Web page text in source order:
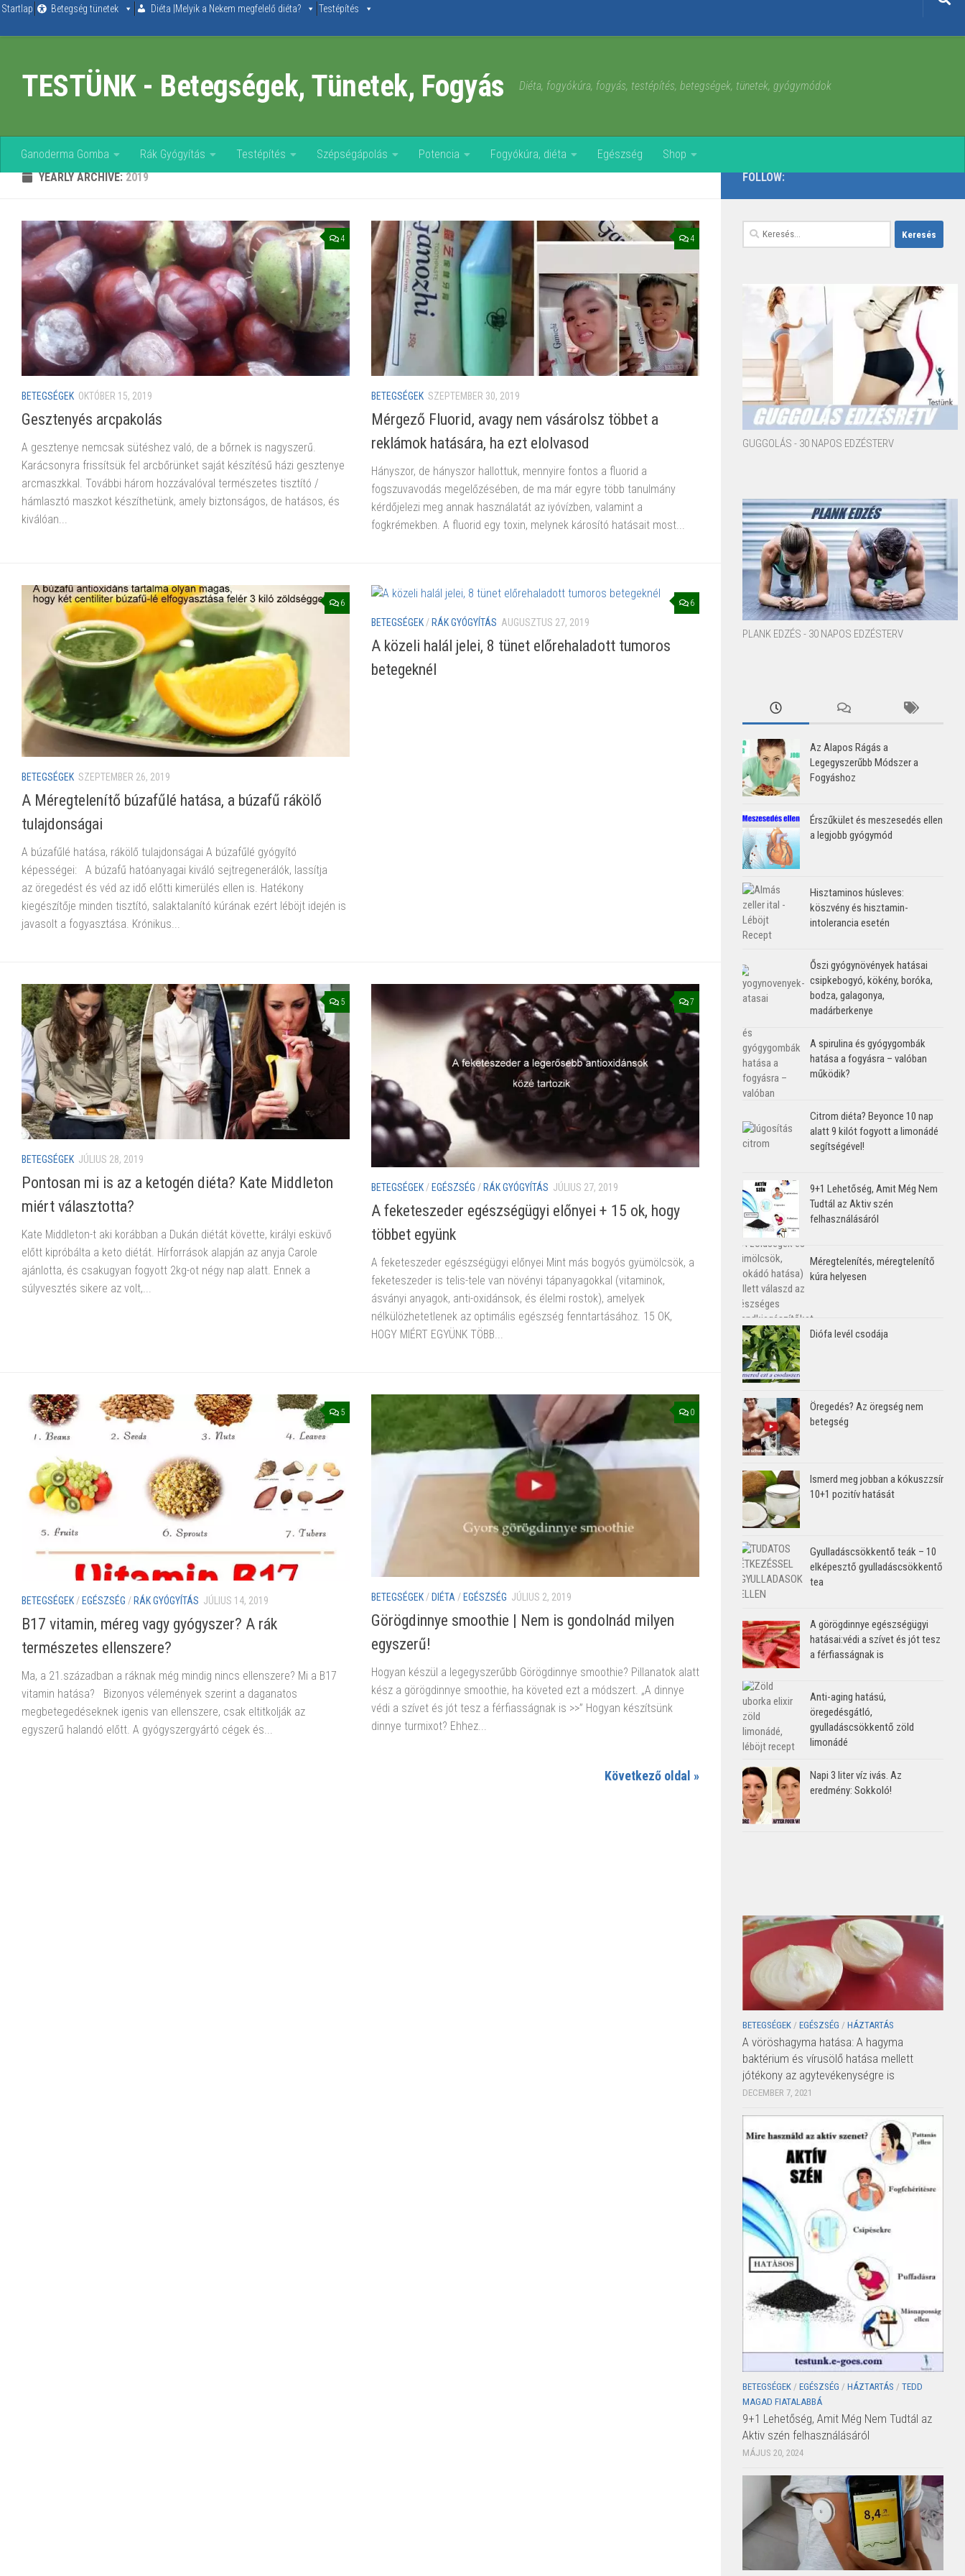
Skip to content
Startlap Betegség tünetek Diéta |Melyik a Nekem megfelelő diéta? Testépítés
TESTÜNK - Betegségek, Tünetek, Fogyás Diéta, fogyókúra, fogyás, testépítés, betegségek, tünetek, gyógymódok
Ganoderma Gomba Rák Gyógyítás Testépítés Szépségápolás Potencia Fogyókúra, diéta Egészség
Shop
YEARLY ARCHIVE:2019
4
BETEGSÉGEK OKTÓBER 15, 2019
Gesztenyés arcpakolás
A gesztenye nemcsak sütéshez való, de a bőrnek is nagyszerű.
Karácsonyra frissítsük fel arcbőrünket saját készítésű házi gesztenye
arcmaszkkal. További három hozzávalóval természetes tisztító /
hámlasztó maszkot készíthetünk, amely biztonságos, de hatásos, és
kiválóan...
4
BETEGSÉGEK SZEPTEMBER 30, 2019
Mérgező Fluorid, avagy nem vásárolsz többet a
reklámok hatására, ha ezt elolvasod
Hányszor, de hányszor hallottuk, mennyire fontos a fluorid a
fogszuvavodás megelőzésében, de ma már egyre több tanulmány
kérdőjelezi meg annak használatát az iyóvízben, valamint a
fogkrémekben. A fluorid egy toxin, melynek károsító hatásait most...
6
BETEGSÉGEK SZEPTEMBER 26, 2019
A Méregtelenítő búzafűlé hatása, a búzafű rákölő
tulajdonságai
A búzafűlé hatása, rákölő tulajdonságai A búzafűlé gyógyító
képességei: A búzafű hatóanyagai kiváló sejtregenerálók, lassítja
az öregedést és véd az idő előtti kimerülés ellen is. Hatékony
kiegészítője minden tisztító, salaktalanító kúrának ezért léböjt idején is
javasolt a fogyasztása. Krónikus...
6
BETEGSÉGEK / RÁK GYÓGYÍTÁS AUGUSZTUS 27, 2019
A közeli halál jelei, 8 tünet előrehaladott tumoros
betegeknél
5
BETEGSÉGEK JÚLIUS 28, 2019
Pontosan mi is az a ketogén diéta? Kate Middleton
miért választotta?
Kate Middleton-t aki korábban a Dukán diétát követte, királyi esküvő
előtt kipróbálta a keto diétát. Hírforrások alapján az anyja Carole
ajánlotta, és csakugyan fogyott 2kg-ot négy nap alatt. Ennek a
súlyvesztés sikere az volt,...
7
BETEGSÉGEK / EGÉSZSÉG / RÁK GYÓGYÍTÁS JÚLIUS 27, 2019
A feketeszeder egészségügyi előnyei + 15 ok, hogy
többet együnk
A feketeszeder egészségügyi előnyei Mint más bogyós gyümölcsök, a
feketeszeder is telis-tele van növényi tápanyagokkal (vitaminok,
ásványi anyagok, anti-oxidánsok, és élelmi rostok), amelyek
nélkülözhetetlenek az optimális egészség fenntartásához. 15 OK,
HOGY MIÉRT EGYÜNK TÖBB...
5
BETEGSÉGEK / EGÉSZSÉG / RÁK GYÓGYÍTÁS JÚLIUS 14, 2019
B17 vitamin, méreg vagy gyógyszer? A rák
természetes ellenszere?
Ma, a 21.században a ráknak még mindig nincs ellenszere? Mi a B17
vitamin hatása? Bizonyos vélemények szerint a daganatos
megbetegedéseknek igenis van ellenszere, csak eltitkolják az
egyszerű halandó előtt. A gyógyszergyártó cégek és...
0
BETEGSÉGEK / DIÉTA / EGÉSZSÉG JÚLIUS 2, 2019
Görögdinnye smoothie | Nem is gondolnád milyen
egyszerű!
Hogyan készül a legegyszerűbb Görögdinnye smoothie? Pillanatok alatt
kész a görögdinnye smoothie, ha követed ezt a módszert. „A dinnye
védi a szívet és jót tesz a férfiasságnak is >>” Hogyan készítsünk
dinnye turmixot? Ehhez...
Következő oldal »
FOLLOW:
Keresés:
GUGGOLÁS - 30 NAPOS EDZÉSTERV
PLANK EDZÉS - 30 NAPOS EDZÉSTERV
Az Alapos Rágás a
Legegyszerűbb Módszer a
Fogyáshoz
Érszűkület és meszesedés ellen
a legjobb gyógymód
Hisztaminos húsleves:
köszvény és hisztamin-
intolerancia esetén
Őszi gyógynövények hatásai
csipkebogyó, kökény, boróka,
bodza, galagonya,
madárberkenye
A spirulina és gyógygombák
hatása a fogyásra – valóban
működik?
Citrom diéta? Beyonce 10 nap
alatt 9 kilót fogyott a limonádé
segítségével!
9+1 Lehetőség, Amit Még Nem
Tudtál az Aktiv szén
felhasználásáról
Méregtelenítés, méregtelenítő
kúra helyesen
Diófa levél csodája
Öregedés? Az öregség nem
betegség
Ismerd meg jobban a kókuszzsír
10+1 pozitív hatását
Gyulladáscsökkentő teák – 10
elképesztő gyulladáscsökkentő
tea
A görögdinnye egészségügyi
hatásai:védi a szívet és jót tesz
a férfiasságnak is
Anti-aging hatású,
öregedésgátló,
gyulladáscsökkentő zöld
limonádé
Napi 3 liter víz ivás. Az
eredmény: Sokkoló!
BETEGSÉGEK / EGÉSZSÉG / HÁZTARTÁS
A vöröshagyma hatása: A hagyma
baktérium és vírusölő hatása mellett
jótékony az agytevékenységre is
DECEMBER 7, 2021
BETEGSÉGEK / EGÉSZSÉG / HÁZTARTÁS / TEDD
MAGAD FIATALABBÁ
9+1 Lehetőség, Amit Még Nem Tudtál az
Aktiv szén felhasználásáról
MÁJUS 20, 2024